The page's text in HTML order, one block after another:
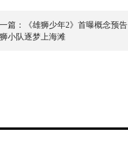
篇：《雄狮少年2》首曝概念预告
小队逐梦上海滩